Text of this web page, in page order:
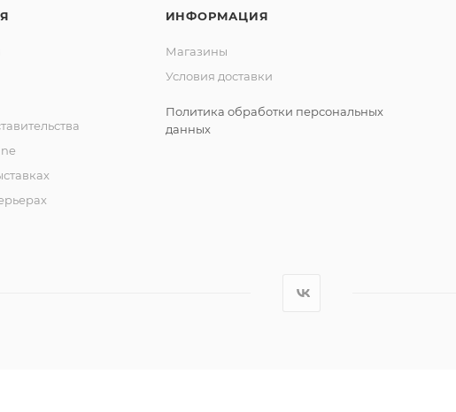
ИНФОРМАЦИЯ
Магазины
Условия доставки
Политика обработки персональных
данных